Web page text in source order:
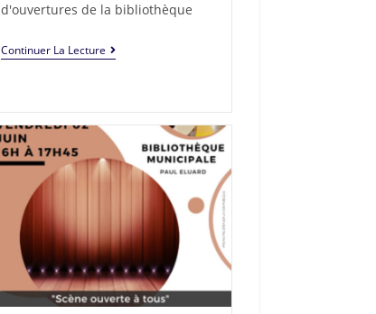
d'ouvertures de la bibliothèque
Continuer La Lecture